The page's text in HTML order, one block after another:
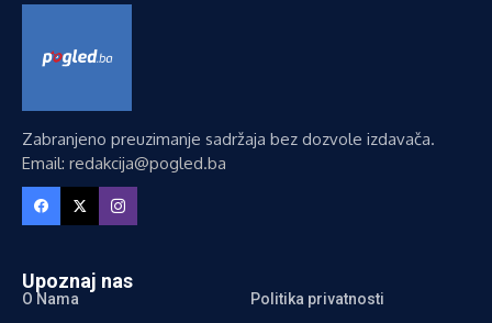
Zabranjeno preuzimanje sadržaja bez dozvole izdavača.
Email: redakcija@pogled.ba
Upoznaj nas
O Nama
Politika privatnosti